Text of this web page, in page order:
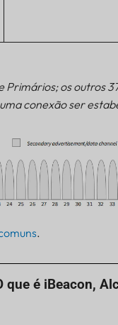
Primários; os outros
conexão ser
.
que é iBeacon,